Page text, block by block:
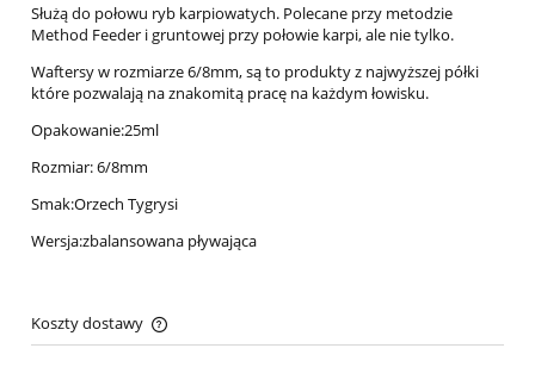
Służą do połowu ryb karpiowatych. Polecane przy metodzie
Method Feeder i gruntowej przy połowie karpi, ale nie tylko.
Waftersy w rozmiarze 6/8mm, są to produkty z najwyższej półki
które pozwalają na znakomitą pracę na każdym łowisku.
Opakowanie:25ml
Rozmiar: 6/8mm
Smak:Orzech Tygrysi
Wersja:zbalansowana pływająca
Koszty dostawy
Cena nie zawiera ewentualnych kosztów płatności